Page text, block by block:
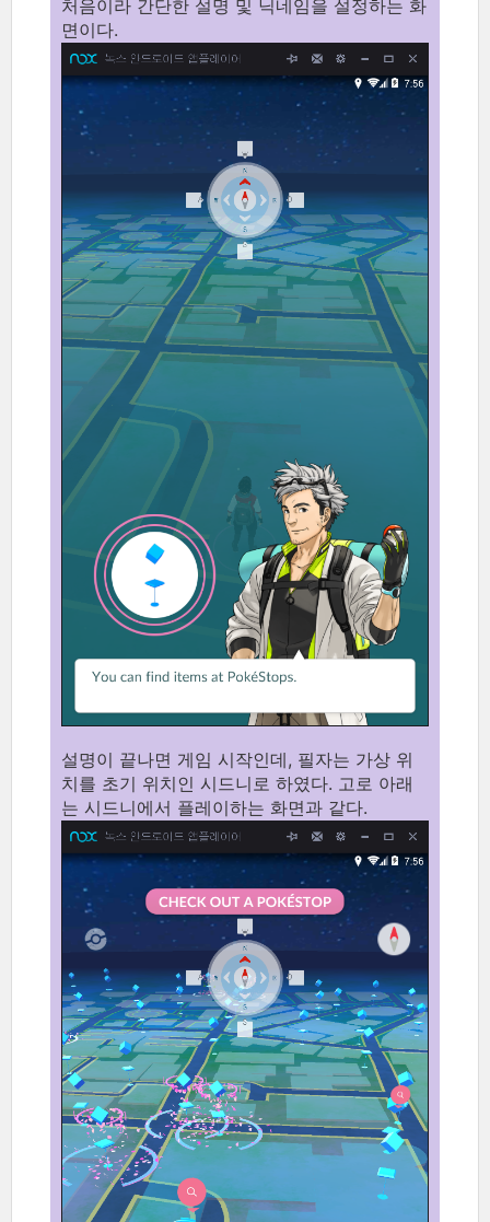
처음이라 간단한 설명 및 닉네임을 설정하는 화
면이다.
설명이 끝나면 게임 시작인데, 필자는 가상 위
치를 초기 위치인 시드니로 하였다. 고로 아래
는 시드니에서 플레이하는 화면과 같다.